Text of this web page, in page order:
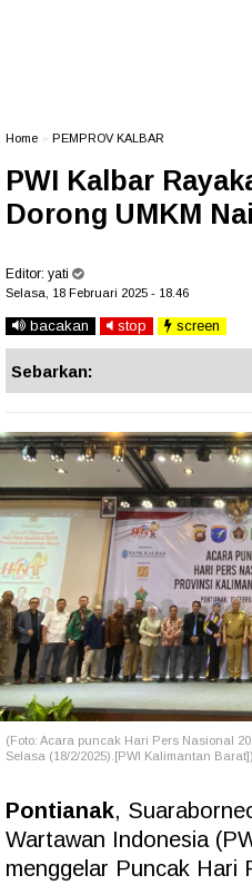
Home PEMPROV KALBAR
PWI Kalbar
Dorong UMKM
Editor: yati
Selasa, 18 Februari 2025 - 18.46
bacakan stop screen
Sebarkan:
(Foto: Acara puncak Hari Pers Nasional
Selasa (18/2/2025).[PWI Kalimantan Barat])
Pontianak,
Wartawan Indonesia
menggelar Puncak Hari